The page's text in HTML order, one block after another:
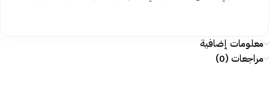
معلومات إضافية
مراجعات (0)